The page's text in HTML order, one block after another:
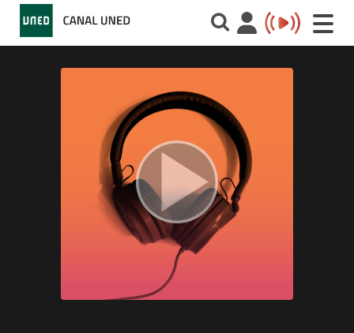
Toggle